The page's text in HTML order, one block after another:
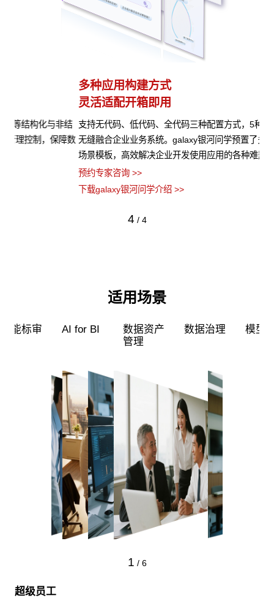
多种应用构建方式
灵活适配开箱即用
支持无代码、低代码、全代码三种配置方式，5种应用开发模式，
无缝融合企业业务系统。galaxy银河问学预置了多种企业级应用
场景模板，高效解决企业开发使用应用的各种难题。
下载galaxy银河问学介绍 >>
4 / 4
适用场景
超级员工 智能标审 AI for BI
数据资产
1 / 6
超级员工